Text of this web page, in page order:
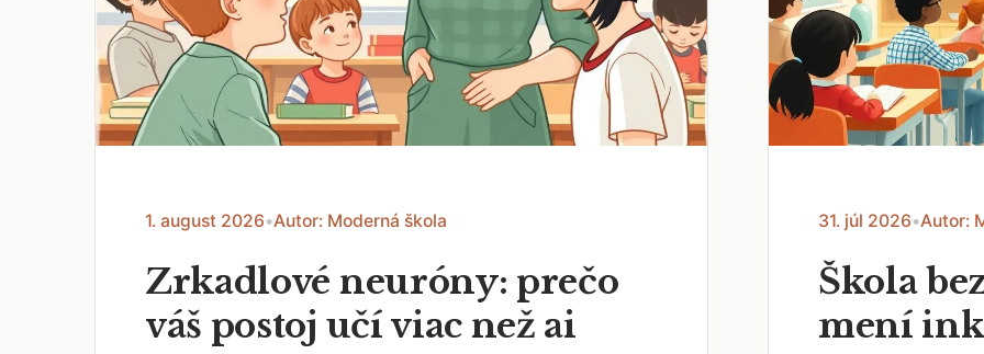
1. august 2026•Autor: Moderná škola
Zrkadlové neuróny: prečo
váš postoj učí viac než ai
31. júl 2026•Autor:
Škola
mení